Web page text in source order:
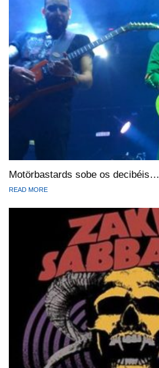
Motörbastards sobe os decibéis…
READ MORE